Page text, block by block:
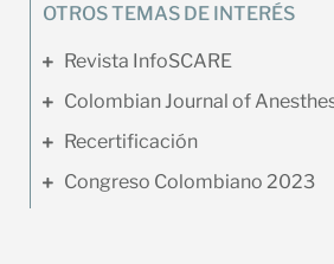
OTROS TEMAS DE INTERÉS
Revista InfoSCARE
Colombian Journal of
Recertificación
Congreso Colombiano 2023